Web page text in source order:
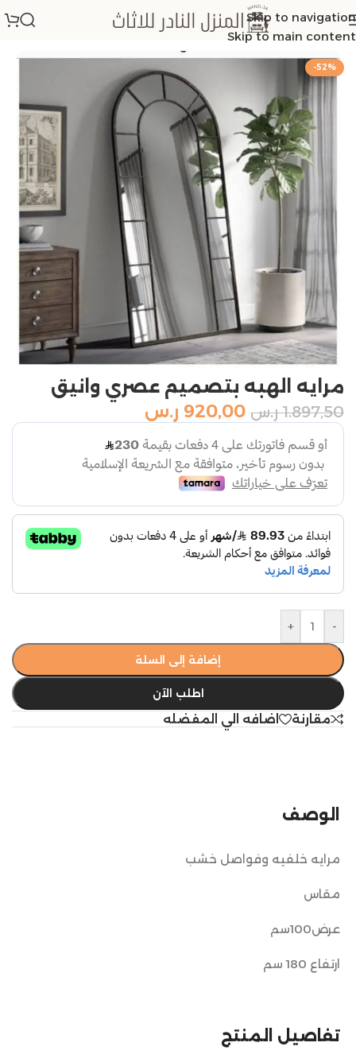
Skip to navigation
Skip to main content
الرئيسية/مرايات
-52%
مرايه الهبه بتصميم عصري وانيق
1.897,50 ر.س 920,00 ر.س
-
+
إضافة إلى السلة
اطلب الآن
مقارنة اضافه الي المفضله
تفاصيل المنتج
الوصف
مرايه خلفيه وفواصل خشب
مقاس
عرض100سم
ارتفاع 180 سم